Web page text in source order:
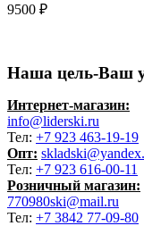
9500 ₽
Наша цель-Ваш
Интернет-магазин:
info@liderski.ru
Тел: +7 923 463-19-19
Опт:
Тел: +7 923 616-00-11
Розничный магазин:
770980ski@mail.ru
Тел: +7 3842 77-09-80